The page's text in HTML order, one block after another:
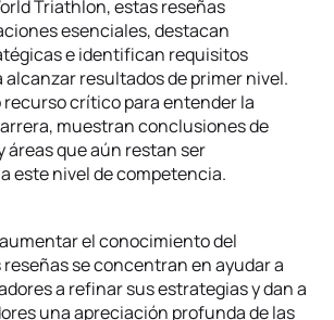
Triathlon, estas reseñas
esenciales, destacan
e identifican requisitos
resultados de primer nivel.
recurso crítico para entender la
muestran conclusiones de
que aún restan ser
este nivel de competencia.
el conocimiento del
se concentran en ayudar a
a refinar sus estrategias y dan a
una apreciación profunda de las